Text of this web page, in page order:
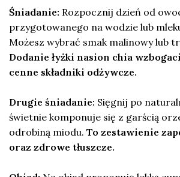
Śniadanie: Rozpocznij dzień od
przygotowanego na wodzie lub
Możesz wybrać smak malinowy lub
Dodanie łyżki nasion chia
cenne składniki odżywcze.
Drugie śniadanie: Sięgnij po
świetnie komponuje się z garścią
odrobiną miodu. To zestawienie
oraz zdrowe tłuszcze.